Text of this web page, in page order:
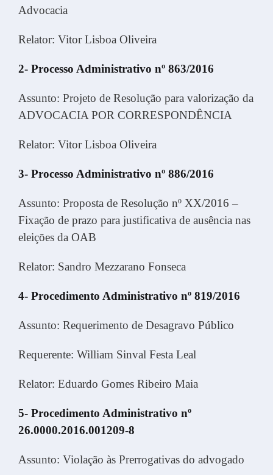
Advocacia
Relator: Vitor Lisboa Oliveira
2- Processo Administrativo nº 863/2016
Assunto: Projeto de Resolução para valorização da
ADVOCACIA POR CORRESPONDÊNCIA
Relator: Vitor Lisboa Oliveira
3- Processo Administrativo nº 886/2016
Assunto: Proposta de Resolução nº XX/2016 –
Fixação de prazo para justificativa de ausência nas
eleições da OAB
Relator: Sandro Mezzarano Fonseca
4- Procedimento Administrativo nº 819/2016
Assunto: Requerimento de Desagravo Público
Requerente: William Sinval Festa Leal
Relator: Eduardo Gomes Ribeiro Maia
5- Procedimento Administrativo nº
26.0000.2016.001209-8
Assunto: Violação às Prerrogativas do advogado